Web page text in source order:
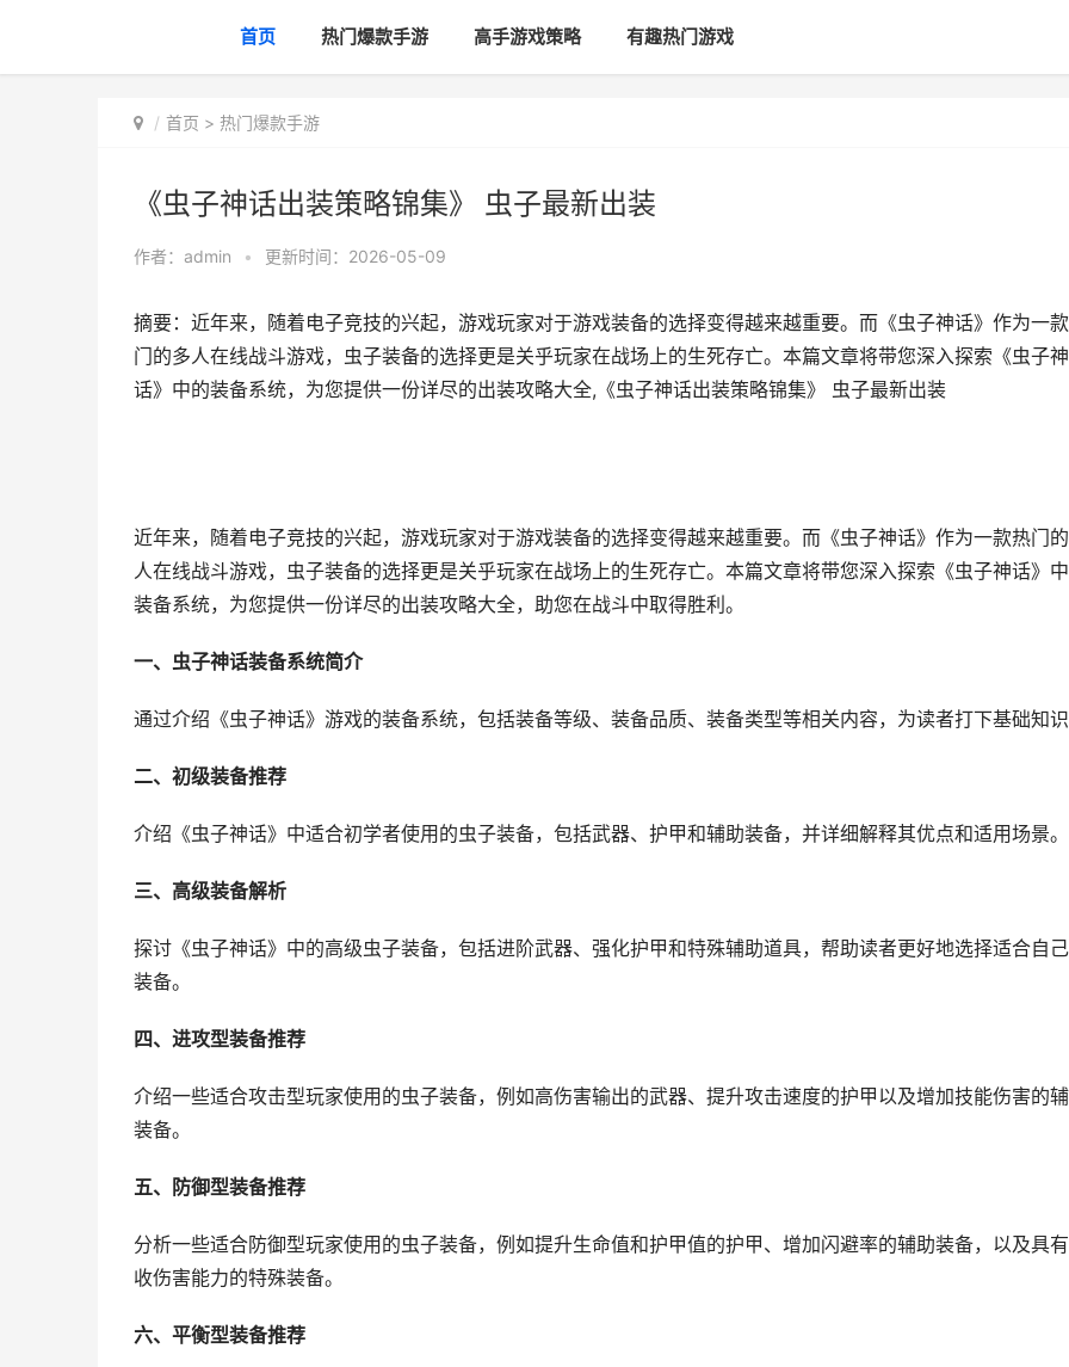
首页 热门爆款手游 高手游戏策略 有趣热门游戏
首页 > 热门爆款手游
《虫子神话出装策略锦集》 虫子最新出装
作者： admin • 更新时间：2026-05-09
摘要：近年来，随着电子竞技的兴起，游戏玩家对于游戏装备的选择变得越来越重要。而《虫子神话》作为一
门的多人在线战斗游戏，虫子装备的选择更是关乎玩家在战场上的生死存亡。本篇文章将带您深入探索《虫子神
话》中的装备系统，为您提供一份详尽的出装攻略大全,《虫子神话出装策略锦集》 虫子最新出装
近年来，随着电子竞技的兴起，游戏玩家对于游戏装备的选择变得越来越重要。而《虫子神话》作为一款热门
人在线战斗游戏，虫子装备的选择更是关乎玩家在战场上的生死存亡。本篇文章将带您深入探索《虫子神话》
装备系统，为您提供一份详尽的出装攻略大全，助您在战斗中取得胜利。
一、虫子神话装备系统简介
通过介绍《虫子神话》游戏的装备系统，包括装备等级、装备品质、装备类型等相关内容，为读者打下基础知
二、初级装备推荐
介绍《虫子神话》中适合初学者使用的虫子装备，包括武器、护甲和辅助装备，并详细解释其优点和适用场景。
三、高级装备解析
探讨《虫子神话》中的高级虫子装备，包括进阶武器、强化护甲和特殊辅助道具，帮助读者更好地选择适合自
装备。
四、进攻型装备推荐
介绍一些适合攻击型玩家使用的虫子装备，例如高伤害输出的武器、提升攻击速度的护甲以及增加技能伤害的
装备。
五、防御型装备推荐
分析一些适合防御型玩家使用的虫子装备，例如提升生命值和护甲值的护甲、增加闪避率的辅助装备，以及具
收伤害能力的特殊装备。
六、平衡型装备推荐